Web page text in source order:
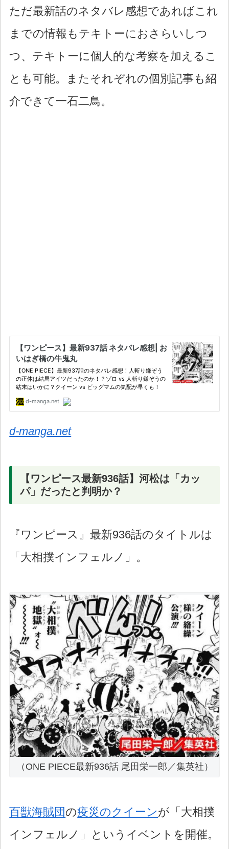
ただ最新話のネタバレ感想であればこれ
までの情報もテキトーにおさらいしつ
つ、テキトーに個人的な考察を加えるこ
とも可能。またそれぞれの個別記事も紹
介できて一石二鳥。
d-manga.net
【ワンピース最新936話】河松は「カッ
パ」だったと判明か？
『ワンピース』最新936話のタイトルは
「大相撲インフェルノ」。
（ONE PIECE最新936話 尾田栄一郎／集英社）
百獣海賊団の疫災のクイーンが「大相撲
インフェルノ」というイベントを開催。